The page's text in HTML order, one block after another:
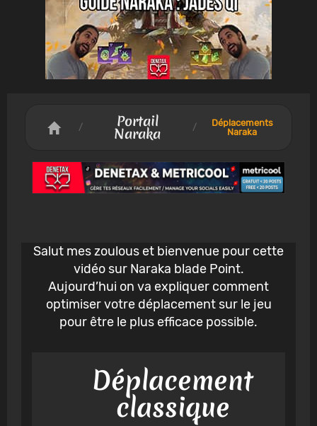
/ Portail
Naraka /
Déplacements
Naraka
Salut mes zoulous et bienvenue pour cette
vidéo sur Naraka blade Point.
Aujourd’hui on va expliquer comment
optimiser votre déplacement sur le jeu
pour être le plus efficace possible.
Déplacement
classique